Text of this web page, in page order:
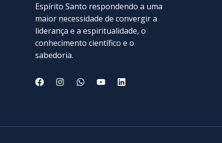
Espírito Santo respondendo a uma
maior necessidade de convergir a
liderança e a espiritualidade, o
conhecimento científico e o
sabedoria.